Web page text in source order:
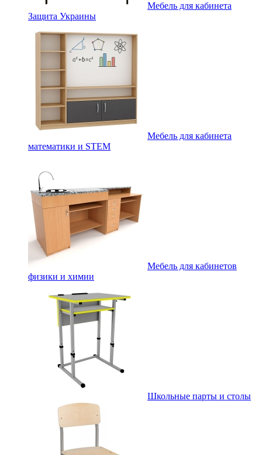
Мебель для кабинета
Защита Украины
Мебель для кабинета
математики и STEM
Мебель для кабинетов
физики и химии
Школьные парты и столы